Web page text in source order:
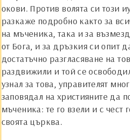
окови. Против волята си този
разкаже подробно както за
на мъченика, така и за
от Бога, и за дръзкия си опит
достатъчно разгласяване на
раздвижили и той се
узнал за това, управителят
заповядал на християните да
мъченика: те го взели и с чест
своята църква.